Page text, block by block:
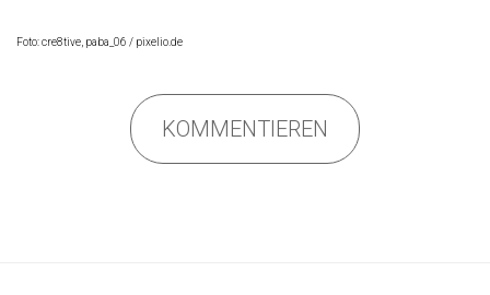
Foto: cre8tive, paba_06 / pixelio.de
KOMMENTIEREN